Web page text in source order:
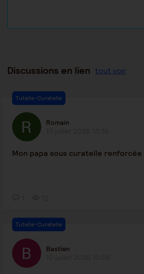
Discussions en lien tout voir
Tutelle-Curatelle
Romain
Mon papa sous curatelle renforcée
Tutelle-Curatelle
Bastien